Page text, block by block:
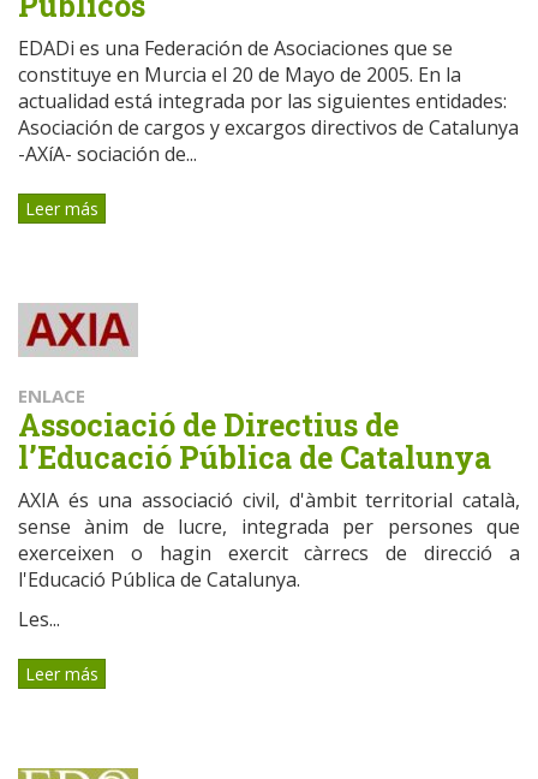
EDADi es una Federación de Asociaciones que se
constituye en Murcia el 20 de Mayo de 2005. En la
actualidad está integrada por las siguientes entidades:
Asociación de cargos y excargos directivos de Catalunya
-AXíA- sociación de...
Leer más
ENLACE
Associació de Directius de
l’Educació Pública de Catalunya
AXIA és una associació civil, d'àmbit territorial català,
sense ànim de lucre, integrada per persones que
exerceixen o hagin exercit càrrecs de direcció a
l'Educació Pública de Catalunya.
Les...
Leer más